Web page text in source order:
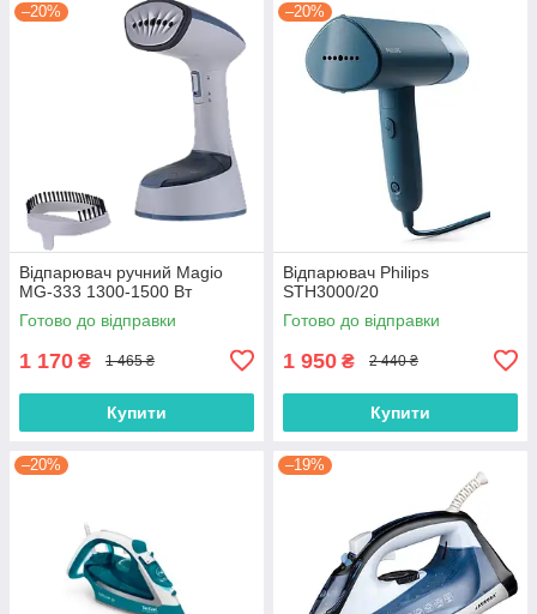
–20%
Відпарювач ручний Magio
MG-333 1300-1500 Вт
Готово до відправки
1 170 ₴ 1 465 ₴
Купити
–20%
Відпарювач Philips
STH3000/20
Готово до відправки
1 950 ₴ 2 440 ₴
Купити
–20% –19%